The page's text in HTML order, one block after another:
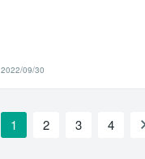
2022/09/30
1 2 3 4